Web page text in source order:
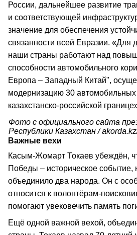
России, дальнейшее развитие
и соответствующей
значение для обеспечения
связанности всей Евразии. «Для
наши страны работают над
способности автомобильного
Европа – Западный Китай",
модернизацию 30 автомобильных
казахстанско-российской
Фото с официального сайта
Республики Казахстан /
Важные вехи
Касым-Жомарт Токаев убеждён,
Победы – историческое событие,
объединило два народа. Он с
относится к волонтёрам-
помогают увековечить память
Ещё одной важной вехой,